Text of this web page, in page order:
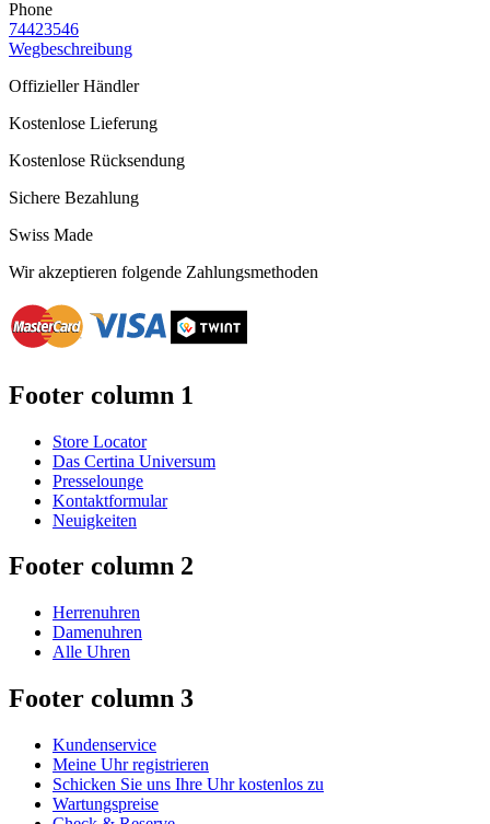
Phone
74423546
Wegbeschreibung
Offizieller Händler
Kostenlose Lieferung
Kostenlose Rücksendung
Sichere Bezahlung
Swiss Made
Wir akzeptieren folgende Zahlungsmethoden
Footer column 1
Store Locator
Das Certina Universum
Presselounge
Kontaktformular
Neuigkeiten
Footer column 2
Herrenuhren
Damenuhren
Alle Uhren
Footer column 3
Kundenservice
Meine Uhr registrieren
Schicken Sie uns Ihre Uhr kostenlos zu
Wartungspreise